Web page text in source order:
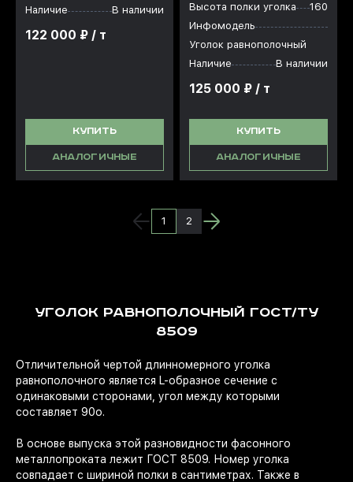
Наличие
В наличии
122 000 ₽ / т
КУПИТЬ
АНАЛОГИЧНЫЕ
Высота полки уголка
160
Инфомодель
Уголок равнополочный
Наличие
В наличии
125 000 ₽ / т
КУПИТЬ
АНАЛОГИЧНЫЕ
1 2
УГОЛОК РАВНОПОЛОЧНЫЙ ГОСТ/ТУ
8509
Отличительной чертой длинномерного уголка
равнополочного является L-образное сечение с
одинаковыми сторонами, угол между которыми
составляет 90о.
В основе выпуска этой разновидности фасонного
металлопроката лежит ГОСТ 8509. Номер уголка
совпадает с шириной полки в сантиметрах. Также в